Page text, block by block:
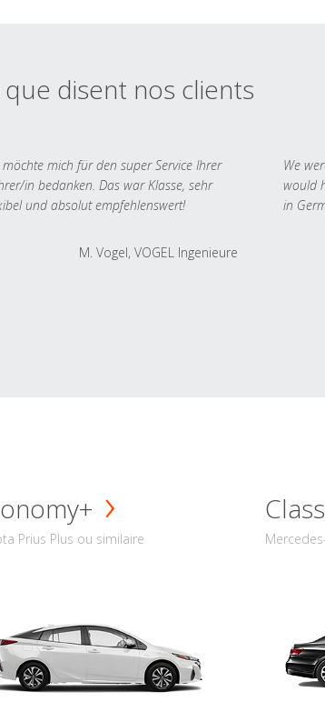
que disent nos clients
möchte mich für den super Service Ihrer
in bedanken. Das war Klasse, sehr
und absolut empfehlenswert!
M. Vogel, VOGEL Ingenieure
We
would
in
Prius Plus ou similaire